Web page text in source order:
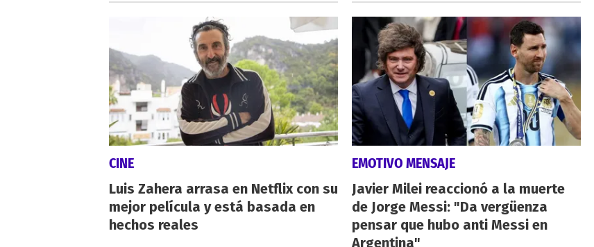
CINE
Luis Zahera arrasa en Netflix con su
mejor película y está basada en
hechos reales
EMOTIVO MENSAJE
Javier Milei reaccionó a la muerte
de Jorge Messi: "Da vergüenza
pensar que hubo anti Messi en
Argentina"